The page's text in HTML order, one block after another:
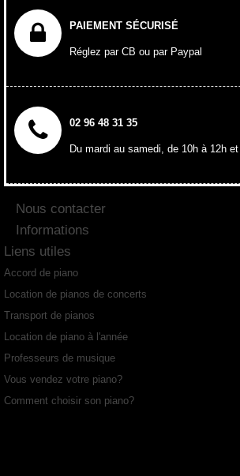
PAIEMENT SÉCURISÉ
Réglez par CB ou par Paypal
02 96 48 31 35
Du mardi au samedi, de 10h à 12h
Nous contacter
Informations
Liens utiles
Accord de piano
Location de pianos de concerts
Transport de pianos
Location de piano à l'année
Professeurs de musique
Vous vendez votre piano?
Comment choisir son piano?